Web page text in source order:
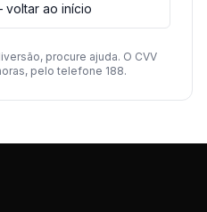
ao início
procure ajuda. O CVV
pelo telefone 188.